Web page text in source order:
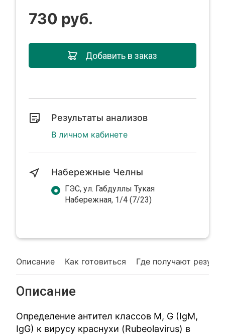
Описание Как готовиться Где получают
Описание
Определение антител классов М, G (IgM,
IgG) к вирусу краснухи (Rubeolavirus) в
730 руб.
Добавить в заказ
Результаты анализов
В личном кабинете
Набережные Челны
ГЭС, ул. Габдуллы Тукая
Набережная, 1/4 (7/23)